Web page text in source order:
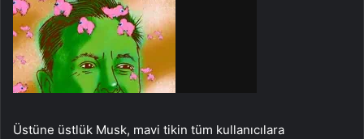
Üstüne üstlük Musk, mavi tikin tüm kullanıcılara